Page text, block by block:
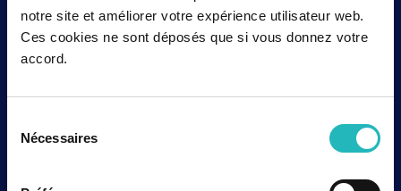
notre site et améliorer votre expérience utilisateur web.
Ces cookies ne sont déposés que si vous donnez votre
accord.
Nécessaires
C'est un projet très riche. Il y a 8 lieux
d'enlèvement des conteneurs en Europe, les
problématiques rencontrées avec les
des aléas... On ne s'ennuie jamais !